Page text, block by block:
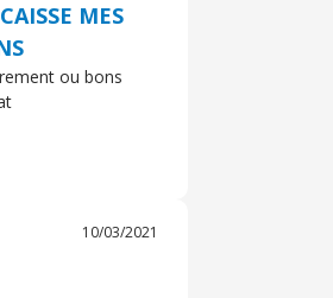
MES
ou bons
10/03/2021